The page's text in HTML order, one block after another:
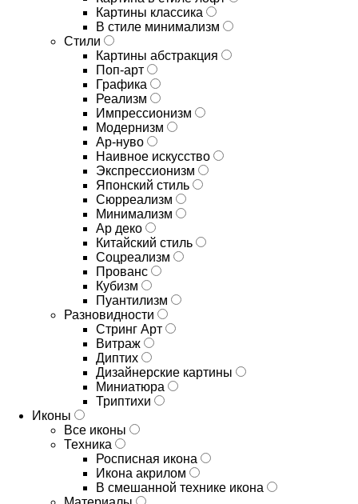
Картины классика
В стиле минимализм
Стили
Картины абстракция
Поп-арт
Графика
Реализм
Импрессионизм
Модернизм
Ар-нуво
Наивное искусство
Экспрессионизм
Японский стиль
Сюрреализм
Минимализм
Ар деко
Китайский стиль
Соцреализм
Прованс
Кубизм
Пуантилизм
Разновидности
Стринг Арт
Витраж
Диптих
Дизайнерские картины
Миниатюра
Триптихи
Иконы
Все иконы
Техника
Росписная икона
Икона акрилом
В смешанной технике икона